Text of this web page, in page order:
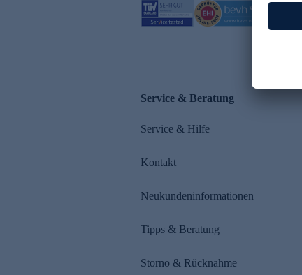
Service & Beratung
Service & Hilfe
Kontakt
Neukundeninformationen
Tipps & Beratung
Storno & Rücknahme